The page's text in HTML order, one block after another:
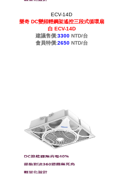
ECV-14D
樂奇 DC變頻輕鋼架遙控三段式循環扇
白 ECV-14D
建議售價:3300NTD/台
會員特價:2650NTD/台